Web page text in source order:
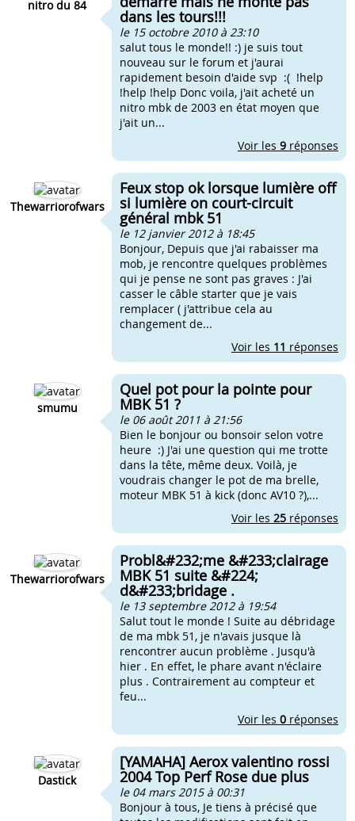
nitro du 84
dans les tours!!!
le 15 octobre 2010 à 23:10
salut tous le monde!! :) je suis tout
nouveau sur le forum et j'aurai
rapidement besoin d'aide svp :( !help
!help !help Donc voila, j'ait acheté un
nitro mbk de 2003 en état moyen que
j'ait un...
Voir les 9 réponses
Thewarriorofwars
Feux stop ok lorsque lumière off
si lumière on court-circuit
général mbk 51
le 12 janvier 2012 à 18:45
Bonjour, Depuis que j'ai rabaisser ma
mob, je rencontre quelques problèmes
qui je pense ne sont pas graves : J'ai
casser le câble starter que je vais
remplacer ( j'attribue cela au
changement de...
Voir les 11 réponses
smumu
Quel pot pour la pointe pour
MBK 51 ?
le 06 août 2011 à 21:56
Bien le bonjour ou bonsoir selon votre
heure :) J'ai une question qui me trotte
dans la tête, même deux. Voilà, je
voudrais changer le pot de ma brelle,
moteur MBK 51 à kick (donc AV10 ?),...
Voir les 25 réponses
Thewarriorofwars
Probl&#232;me &#233;clairage
MBK 51 suite &#224;
d&#233;bridage .
le 13 septembre 2012 à 19:54
Salut tout le monde ! Suite au débridage
de ma mbk 51, je n'avais jusque là
rencontrer aucun problème . Jusqu'à
hier . En effet, le phare avant n'éclaire
plus . Contrairement au compteur et
feu...
Voir les 0 réponses
Dastick
[YAMAHA] Aerox valentino rossi
2004 Top Perf Rose due plus
le 04 mars 2015 à 00:31
Bonjour à tous, Je tiens à précisé que